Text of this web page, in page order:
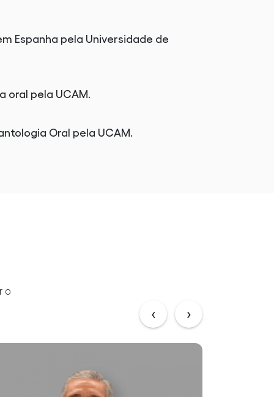
Espanha pela Universidade de
oral pela UCAM.
Oral pela UCAM.
o
‹ ›